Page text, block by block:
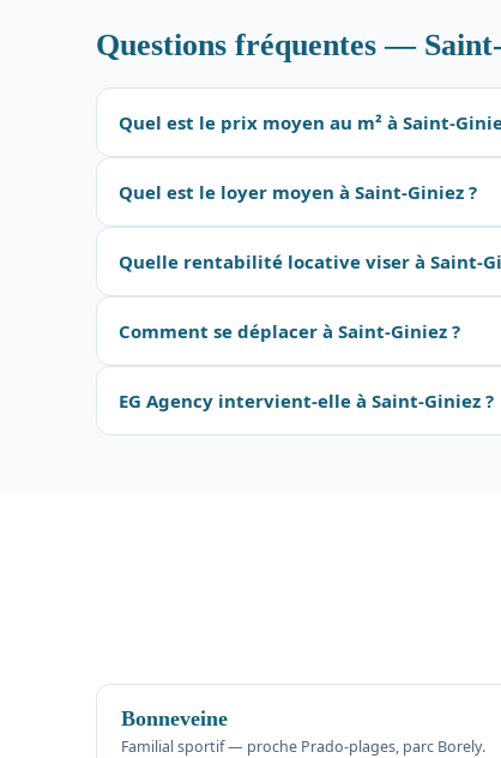
Questions fréquentes —
Quel est le prix moyen au m² à Saint-
Quel est le loyer moyen à Saint-Giniez ?
Quelle rentabilité locative viser à Saint-
Comment se déplacer à Saint-Giniez ?
EG Agency intervient-elle à Saint-Giniez ?
Bonneveine
Familial sportif — proche Prado-plages, parc Borely.